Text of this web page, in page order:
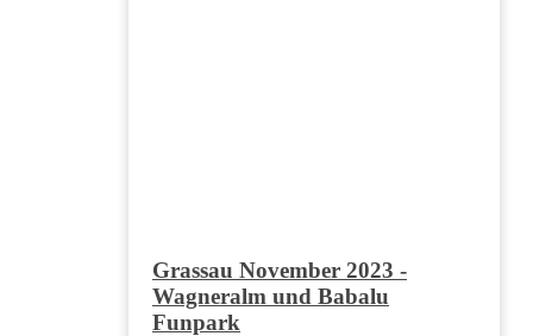
Grassau November 2023 -
Wagneralm und Babalu
Funpark